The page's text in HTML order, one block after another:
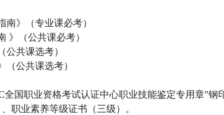
南》（专业课必考）
》（公共课必考）
公共课选考）
（公共课选考）
全国职业资格考试认证中心职业技能鉴定专用章”钢
职业素养等级证书（三级）。